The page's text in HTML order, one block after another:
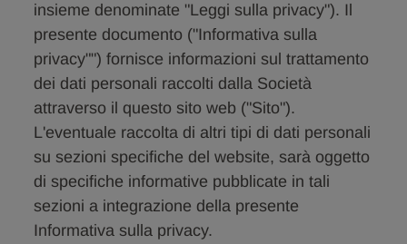
insieme denominate "Leggi sulla privacy"). Il
presente documento ("Informativa sulla
privacy"") fornisce informazioni sul trattamento
dei dati personali raccolti dalla Società
attraverso il questo sito web ("Sito").
L'eventuale raccolta di altri tipi di dati personali
su sezioni specifiche del website, sarà oggetto
di specifiche informative pubblicate in tali
sezioni a integrazione della presente
Informativa sulla privacy.